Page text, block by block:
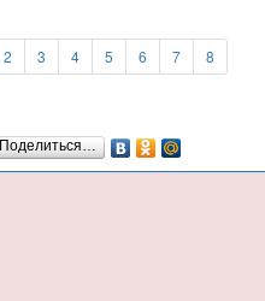
2 3 4 5 6 7 8
Поделиться…